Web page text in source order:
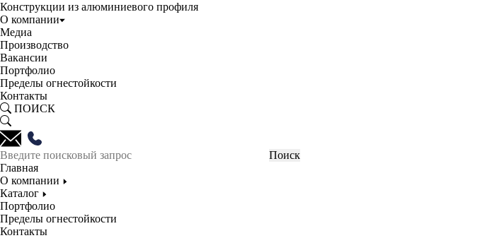
Конструкции из алюминиевого профиля
О компании
Медиа
Производство
Вакансии
Портфолио
Пределы огнестойкости
Контакты
ПОИСК
Главная
О компании
Каталог
Портфолио
Пределы огнестойкости
Контакты